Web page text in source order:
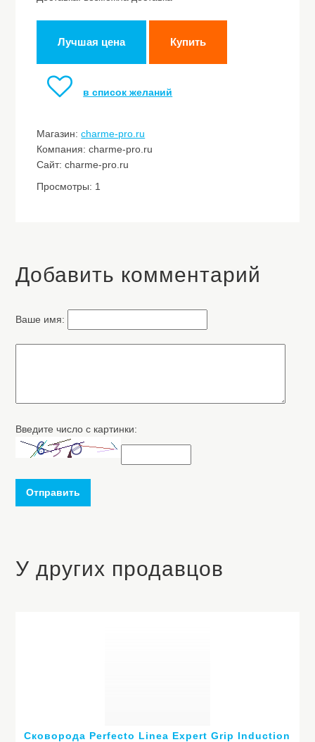
Лучшая цена Купить
в список желаний
Магазин:charme-pro.ru
Компания: charme-pro.ru
Сайт: charme-pro.ru
Просмотры: 1
Добавить комментарий
Ваше имя:
Введите число с картинки:
Отправить
У других продавцов
Сковорода Perfecto Linea Expert Grip Induction